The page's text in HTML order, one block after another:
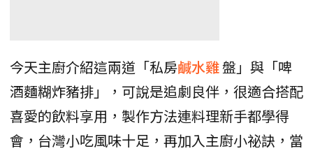
今天主廚介紹這兩道「私房鹹水雞盤」與「啤
酒麵糊炸豬排」，可說是追劇良伴，很適合搭配
喜愛的飲料享用，製作方法連料理新手都學得
會，台灣小吃風味十足，再加入主廚小祕訣，當